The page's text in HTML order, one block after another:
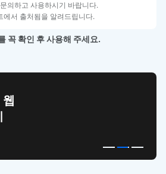
의하고 사용하시기 바랍니다.
에서 출처됨을 알려드립니다.
꼭 확인 후 사용해 주세요.